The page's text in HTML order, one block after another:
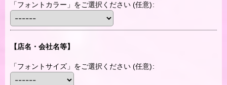
「フォントカラー」をご選択ください (任意):
【店名・会社名等】
「フォントサイズ」をご選択ください (任意):